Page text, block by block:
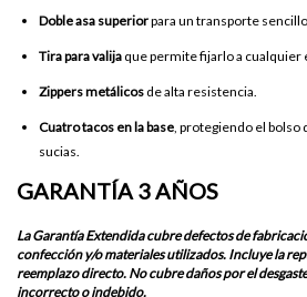
Doble asa superiorpara un transporte
Tira para valija que permite fijarlo a cualquier
Zippers metálicos de alta resistencia.
Cuatro tacos en la base, protegiendo el bolso
sucias.
GARANTÍA 3 AÑOS
La Garantía Extendida cubre defectos de
confección y/o materiales utilizados. Incluye la
reemplazo directo. No cubre daños por el
incorrecto o indebido.